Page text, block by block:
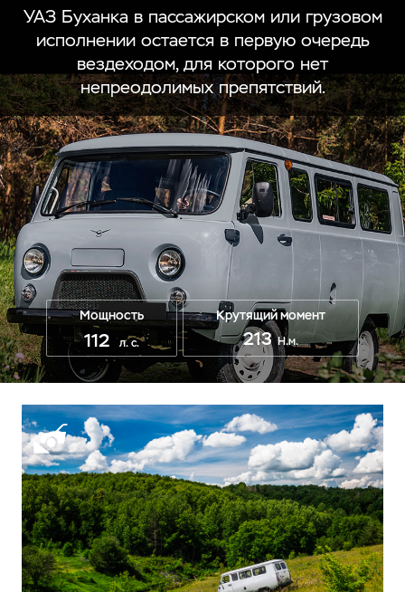
УАЗ Буханка в пассажирском или грузовом
исполнении остается в первую очередь
вездеходом, для которого нет
непреодолимых препятствий.
Мощность
112 л. с.
Крутящий момент
213 Н.м.